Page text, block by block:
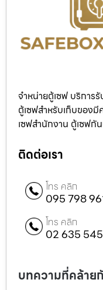
จำหน่ายตู้เซฟ บริการ
ตู้เซฟสำหรับเก็บของมี
เซฟสำนักงาน ตู้เซฟกั
ติดต่อเรา
โทร คลิก
095 798
โทร คลิก
02 635
บทความที่คล้าย